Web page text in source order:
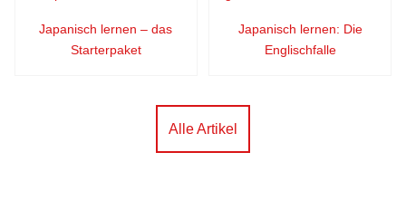
Japanisch lernen – das
Starterpaket
Japanisch lernen: Die
Englischfalle
Alle Artikel